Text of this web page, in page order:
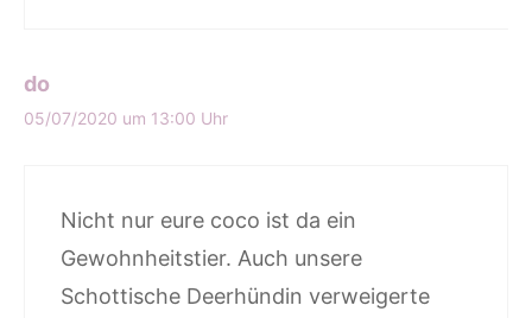
do
05/07/2020 um 13:00 Uhr
Nicht nur eure coco ist da ein
Gewohnheitstier. Auch unsere
Schottische Deerhündin verweigerte